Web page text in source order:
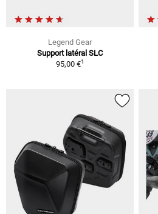
Legend Gear
Support latéral SLC
95,00 €1